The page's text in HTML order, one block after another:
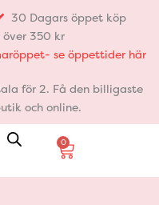
30 Dagars öppet köp
350 kr
se öppettider här
för 2. Få den billigaste
och online.
0
Varukorg